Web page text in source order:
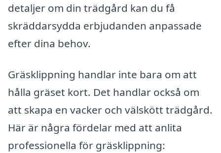
detaljer om din trädgård kan du få
skräddarsydda erbjudanden anpassade
efter dina behov.
Gräsklippning handlar inte bara om att
hålla gräset kort. Det handlar också om
att skapa en vacker och välskött trädgård.
Här är några fördelar med att anlita
professionella för gräsklippning: